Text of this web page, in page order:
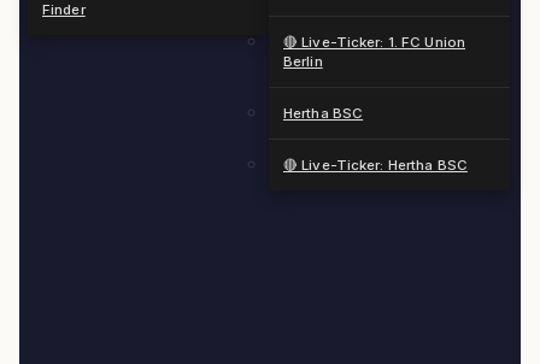
Finder
🔴 Live-Ticker: 1. FC Union
Berlin
Hertha BSC
🔴 Live-Ticker: Hertha BSC